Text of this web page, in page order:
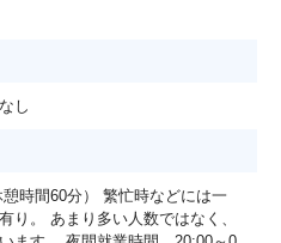
し
時間60分） 繁忙時などには一
り。 あまり多い人数ではなく、